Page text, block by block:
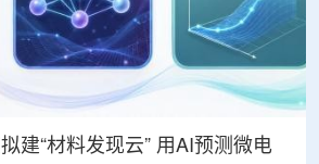
建“材料发现云” 用AI预测微电